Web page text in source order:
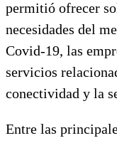
permitió ofrecer
necesidades del
Covid-19, las
servicios
conectividad y la
Entre las